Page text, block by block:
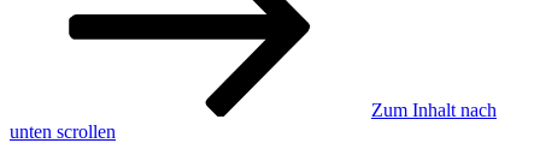
Zum Inhalt nach
unten scrollen